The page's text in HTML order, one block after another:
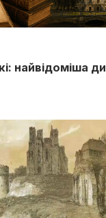
найвідоміша